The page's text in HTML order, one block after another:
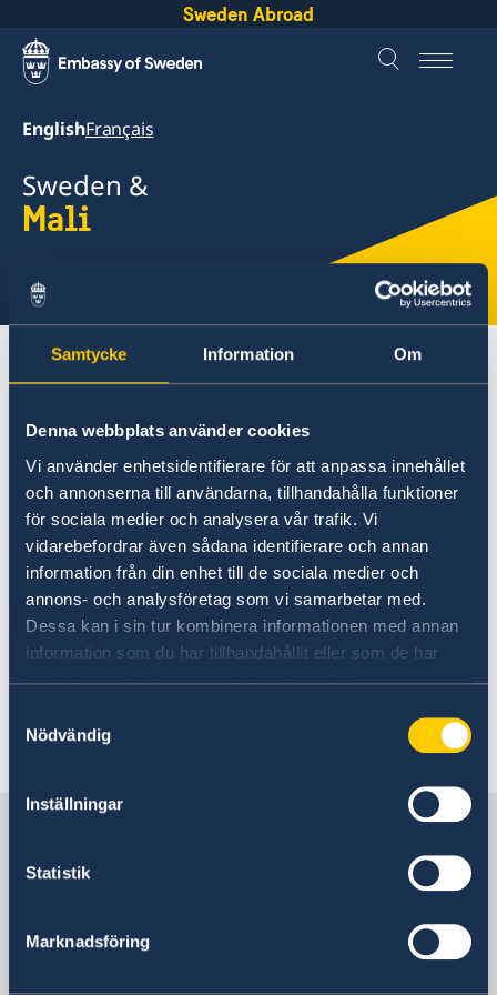
Samtycke Information Om
Denna webbplats använder cookies
Vi använder enhetsidentifierare för att anpassa innehållet
och annonserna till användarna, tillhandahålla funktioner
för sociala medier och analysera vår trafik. Vi
vidarebefordrar även sådana identifierare och annan
information från din enhet till de sociala medier och
annons- och analysföretag som vi samarbetar med.
Dessa kan i sin tur kombinera informationen med annan
information som du har tillhandahållit eller som de har
samlat in när du har använt deras tjänster.
Nödvändig
Inställningar
Statistik
Marknadsföring
Sweden Abroad
EnglishFrançais
Sweden &
Mali
Select
here
About Sweden Mali Going to Sweden?
Mali
Going to Sweden?
Passport Check
Visiting Sweden
Apply for a Visa
Business and conference visits
If you have recieved a visa
Moving to someone in Sweden
Working in Sweden
Study in Sweden
Studying in Sweden
In order to study in Sweden, you must have a
residence permit.
Read more about how to apply for a permit for
studies or to work as a doctoral student at
Swedish Migration Agency